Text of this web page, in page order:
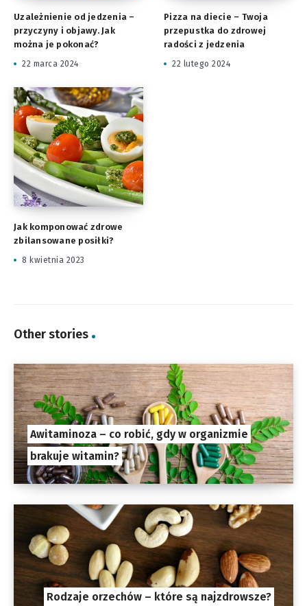
Uzależnienie od jedzenia –
przyczyny i objawy. Jak
można je pokonać?
22 marca 2024
Pizza na diecie – Twoja
przepustka do zdrowej
radości z jedzenia
22 lutego 2024
Jak komponować zdrowe
zbilansowane posiłki?
8 kwietnia 2023
Other stories
Awitaminoza – co robić, gdy w organizmie
brakuje witamin?
Rodzaje orzechów – które są najzdrowsze?